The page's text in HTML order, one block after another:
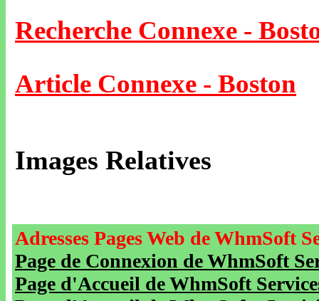
Recherche Connexe -
Article Connexe - Boston
Images Relatives
Adresses Pages Web de WhmSoft
Page de Connexion de WhmSoft
Page d'Accueil de WhmSoft